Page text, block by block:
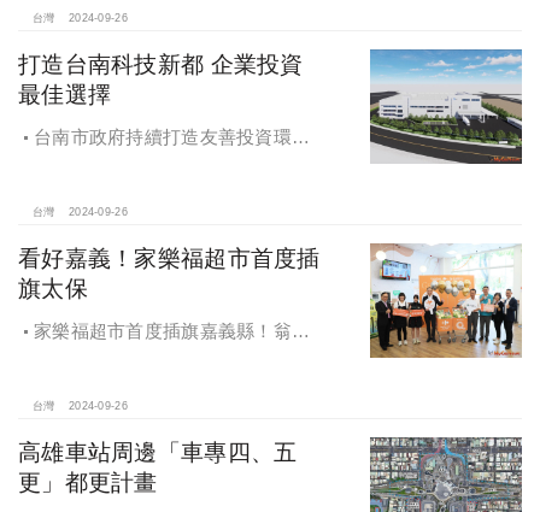
台灣 2024-09-26
打造台南科技新都 企業投資
最佳選擇
台南市政府持續打造友善投資環
超過5萬個就業機會
台灣 2024-09-26
看好嘉義！家樂福超市首度插
旗太保
家樂福超市首度插旗嘉義縣！翁章
台灣 2024-09-26
高雄車站周邊「車專四、五
更」都更計畫